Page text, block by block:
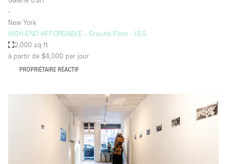
∙
New York
HIGH-END AFFORDABLE - Ground Floor - LES
2,000 sq ft
à partir de $4,000 par jour
PROPRIÉTAIRE RÉACTIF